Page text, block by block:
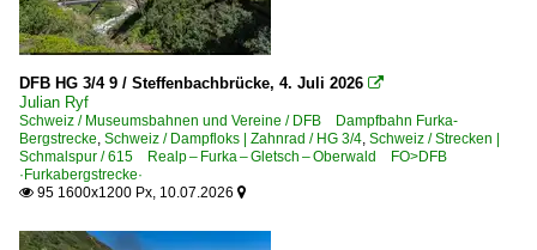
Detailfotos
Drehgestelle
Tm 2/2
Dieselloks | Zahnrad
HGm 4/4
2026
DFB HG 3/4 9 / Steffenbachbrücke, 4. Juli 2026 
Julian Ryf
Schweiz / Museumsbahnen und Vereine / DFB Dampfbahn Furka-
Bergstrecke, Schweiz / Dampfloks | Zahnrad / HG 3/4, Schweiz / Strecken |
Schmalspur / 615 Realp – Furka – Gletsch – Oberwald FO>DFB
·Furkabergstrecke·
 95 1600x1200 Px, 10.07.2026 